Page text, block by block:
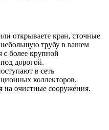
открываете кран, сточные
трубу в вашем
с более крупной
дорогой.
в сеть
коллекторов,
на очистные сооружения.